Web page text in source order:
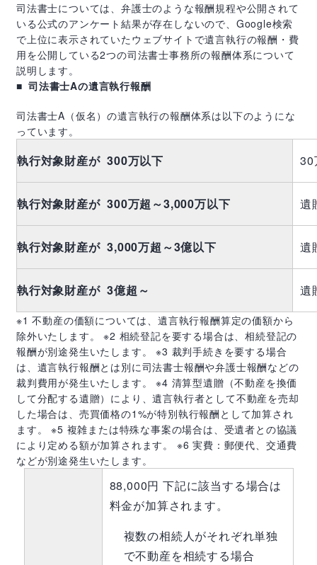
司法書士については、弁護士のような報酬規程や公開されて
いる公式のアンケート結果が存在しないので、 Google検索
で上位に表示されていたウェブサイトで遺言執行の報酬・費
用を公開している2つの司法書士事務所の報酬体系について
説明します。
司法書士Aの遺言執行報酬
司法書士A （仮名）の遺言執行の報酬体系は以下のようにな
っています。
執行対象財産が 300万以下 30
執行対象財産が 300万超～3,000万以下 遺
執行対象財産が 3,000万超～3億以下 遺
執行対象財産が 3億超～ 遺
※1 不動産の価額については、遺言執行報酬算定の価額から
除外いたします。 ※2 相続登記を要する場合は、相続登記の
報酬が別途発生いたします。 ※3 裁判手続きを要する場合
は、遺言執行報酬とは別に司法書士報酬や弁護士報酬などの
裁判費用が発生いたします。 ※4 清算型遺贈（不動産を換価
して分配する遺贈）により、遺言執行者として不動産を売却
した場合は、売買価格の1%が特別執行報酬として加算され
ます。 ※5 複雑または特殊な事案の場合は、受遺者との協議
により定める額が加算されます。 ※6 実費：郵便代、交通費
などが別途発生いたします。
88,000円 下記に該当する場合は
料金が加算されます。
複数の相続人がそれぞれ単独
で不動産を相続する場合